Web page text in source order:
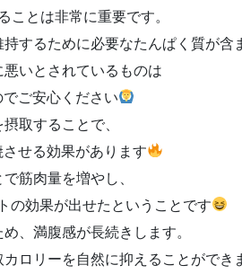
とは非常に重要です。
するために必要なたんぱく質が含
いとされているものは
ご安心ください
取することで、
せる効果があります
筋肉量を増やし、
の効果が出せたということです
、満腹感が長続きします。
ロリーを自然に抑えることができ